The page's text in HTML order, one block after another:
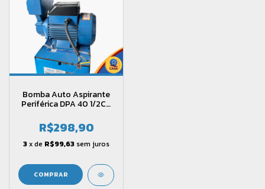
Bomba Auto Aspirante
Periférica DPA 40 1/2CV
R$298,90
3x de R$99,63 sem juros